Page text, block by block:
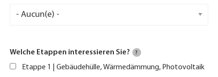
Welche Etappen interessieren Sie? ?
Etappe 1 | Gebäudehülle, Wärmedämmung, Photovoltaik